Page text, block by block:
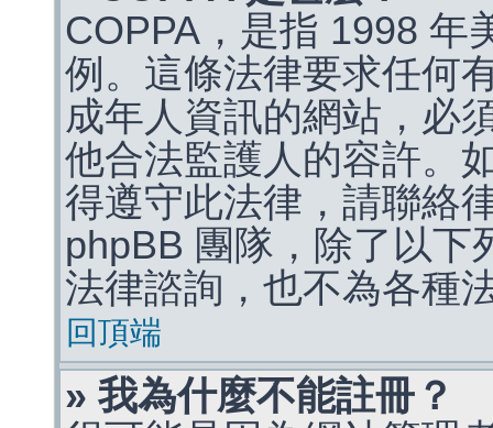
COPPA，是指 1998 年
例。這條法律要求任何
成年人資訊的網站，必
他合法監護人的容許。
得遵守此法律，請聯絡
phpBB 團隊，除了以下
法律諮詢，也不為各種
回頂端
» 我為什麼不能註冊？